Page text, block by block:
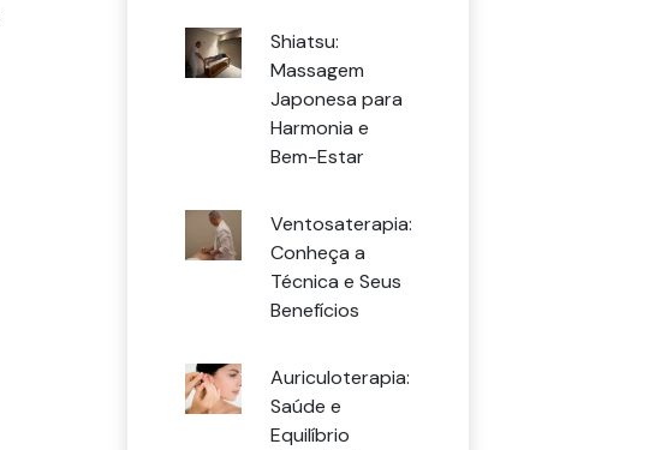
Shiatsu:
Massagem
Japonesa para
Harmonia e
Bem-Estar
Ventosaterapia:
Conheça a
Técnica e Seus
Benefícios
Auriculoterapia:
Saúde e
Equilíbrio